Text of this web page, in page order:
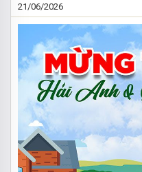
21/06/2026